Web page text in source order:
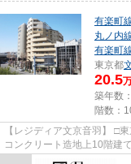
有楽町
丸ノ内
有楽町
東京都
20.5
築年数
階数：
【レジディア文京音羽】 □
コンクリート造地上10階建